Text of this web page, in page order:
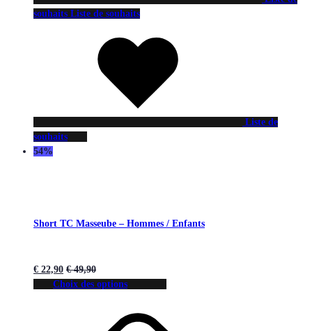
souhaits Liste de souhaits
Liste de
souhaits
54%
Short TC Masseube – Hommes / Enfants
€ 22,90 €49,90
Choix des options